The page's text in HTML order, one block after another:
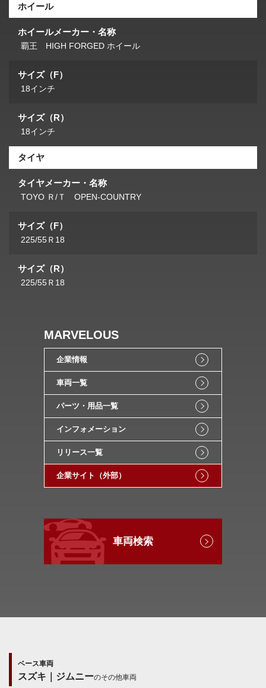
ホイール
ホイールメーカー・名称
覇王 HIGH FORGED ホイール
サイズ（F）
18インチ
サイズ（R）
18インチ
タイヤ
タイヤメーカー・名称
TOYO Ｒ/Ｔ OPEN-COUNTRY
サイズ（F）
225/55Ｒ18
サイズ（R）
225/55Ｒ18
MARVELOUS
企業情報
車両一覧
パーツ・用品一覧
インフォメーション
リリース一覧
企業サイト（外部）
車両検索
ベース車両
スズキ｜ジムニーのその他車両